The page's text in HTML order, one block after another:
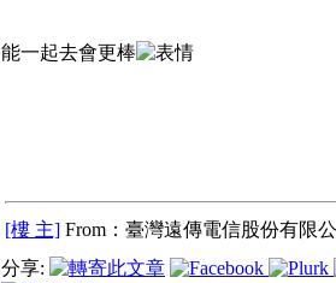
能一起去會更棒
[樓 主] From：臺灣遠傳電信股份有限
分享: